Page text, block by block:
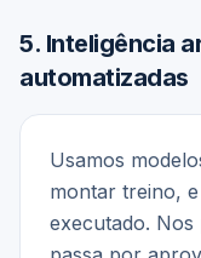
5. Inteligência
automatizadas
Usamos
montar treino,
executado. Nos